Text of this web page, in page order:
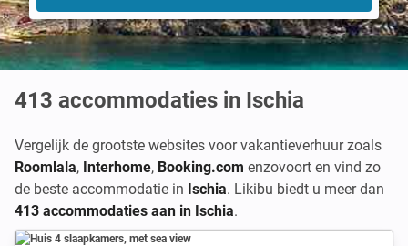
413 accommodaties in Ischia
Vergelijk de grootste websites voor vakantieverhuur zoals
Roomlala, Interhome, Booking.com enzovoort en vind zo
de beste accommodatie in Ischia. Likibu biedt u meer dan
413 accommodaties aan in Ischia.